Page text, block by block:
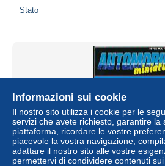
Stato
Informazioni sui cookie
Il nostro sito utilizza i cookie per le
servizi che avete richiesto, garantire la
piattaforma, ricordare le vostre
piacevole la vostra navigazione,
adattare il nostro sito alle vostre
permettervi di condividere contenuti sui